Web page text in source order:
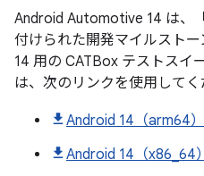
Android Automotive 14 は、
付けられた開発マイルスト
14 用の CATBox テストスイ
は、次のリンクを使用してく
Android 14（arm64）
Android 14（x86_64）